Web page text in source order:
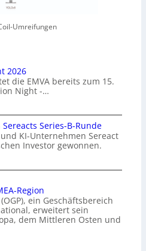
Umreifungen
2026
die EMVA bereits zum 15.
Night -…
Series-B-Runde
KI-Unternehmen Sereact
Investor gewonnen.
Region
ein Geschäftsbereich
erweitert sein
dem Mittleren Osten und